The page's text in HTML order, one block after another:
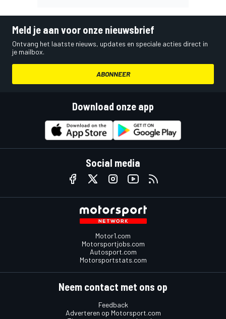
Meld je aan voor onze nieuwsbrief
Ontvang het laatste nieuws, updates en speciale acties direct in
je mailbox.
ABONNEER
Download onze app
Social media
Motor1.com
Motorsportjobs.com
Autosport.com
Motorsportstats.com
Neem contact met ons op
Feedback
Adverteren op Motorsport.com